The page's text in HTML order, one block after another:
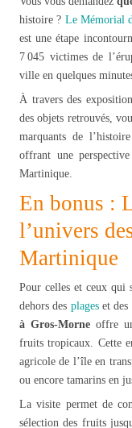
histoire ? Le Mémorial
est une étape
7 045 victimes de
ville en quelques
À travers des
des objets retrouvés,
marquants de
offrant une
Martinique.
En bonus :
l’univers
Martinique
Pour celles et ceux qui
dehors des plageset des
à Gros-Morne offre
fruits tropicaux. Cette
agricole de l’île en
ou encore tamarins en
La visite permet de
sélection des fruits